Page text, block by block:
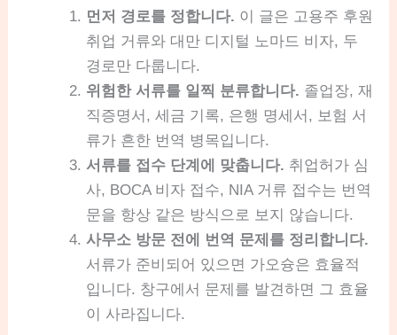
먼저 경로를 정합니다. 이 글은 고용주 후원
취업 거류와 대만 디지털 노마드 비자, 두
경로만 다룹니다.
위험한 서류를 일찍 분류합니다. 졸업장, 재
직증명서, 세금 기록, 은행 명세서, 보험 서
류가 흔한 번역 병목입니다.
서류를 접수 단계에 맞춥니다. 취업허가 심
사, BOCA 비자 접수, NIA 거류 접수는 번역
문을 항상 같은 방식으로 보지 않습니다.
사무소 방문 전에 번역 문제를 정리합니다.
서류가 준비되어 있으면 가오슝은 효율적
입니다. 창구에서 문제를 발견하면 그 효율
이 사라집니다.